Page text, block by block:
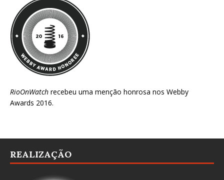
RioOnWatch recebeu uma menção honrosa nos Webby
Awards 2016.
REALIZAÇÃO